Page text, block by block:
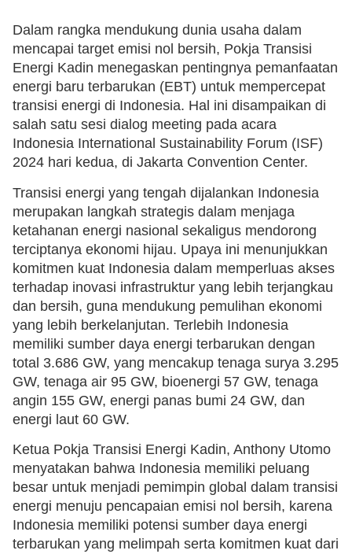
Dalam rangka mendukung dunia usaha dalam
mencapai target emisi nol bersih, Pokja Transisi
Energi Kadin menegaskan pentingnya pemanfaatan
energi baru terbarukan (EBT) untuk mempercepat
transisi energi di Indonesia. Hal ini disampaikan di
salah satu sesi dialog meeting pada acara
Indonesia International Sustainability Forum (ISF)
2024 hari kedua, di Jakarta Convention Center.
Transisi energi yang tengah dijalankan Indonesia
merupakan langkah strategis dalam menjaga
ketahanan energi nasional sekaligus mendorong
terciptanya ekonomi hijau. Upaya ini menunjukkan
komitmen kuat Indonesia dalam memperluas akses
terhadap inovasi infrastruktur yang lebih terjangkau
dan bersih, guna mendukung pemulihan ekonomi
yang lebih berkelanjutan. Terlebih Indonesia
memiliki sumber daya energi terbarukan dengan
total 3.686 GW, yang mencakup tenaga surya 3.295
GW, tenaga air 95 GW, bioenergi 57 GW, tenaga
angin 155 GW, energi panas bumi 24 GW, dan
energi laut 60 GW.
Ketua Pokja Transisi Energi Kadin, Anthony Utomo
menyatakan bahwa Indonesia memiliki peluang
besar untuk menjadi pemimpin global dalam transisi
energi menuju pencapaian emisi nol bersih, karena
Indonesia memiliki potensi sumber daya energi
terbarukan yang melimpah serta komitmen kuat dari